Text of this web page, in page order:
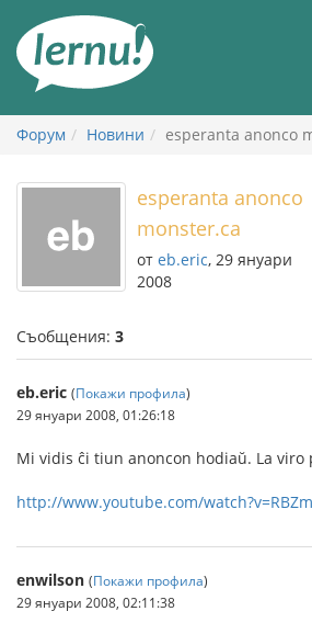
съдържанието
Форум Новини esperanta anonco
esperanta anonco
monster.ca
от eb.eric, 29 януари
2008
Съобщения: 3
eb.eric (Покажи профила)
29 януари 2008, 01:26:18
Mi vidis ĉi tiun anoncon hodiaŭ. La viro
http://www.youtube.com/
enwilson (Покажи профила)
29 януари 2008, 02:11:38